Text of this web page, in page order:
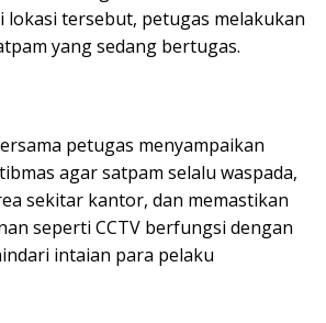
lokasi tersebut, petugas melakukan
yang sedang bertugas.
petugas menyampaikan
agar satpam selalu waspada,
sekitar kantor, dan memastikan
seperti CCTV berfungsi dengan
intaian para pelaku